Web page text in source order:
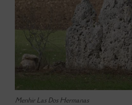
Menhir Las Dos Hermanas